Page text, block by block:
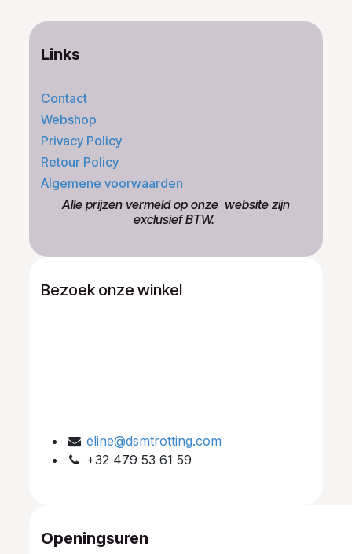
Links
Contact
Webshop
Privacy Policy
Retour Policy
Algemene voorwaarden
​Alle prijzen vermeld op onze ​website zijn
exclusief BTW.
Bezoek onze winkel
eline@dsmtrotting.com
+32 479 53 61 59
Openingsuren